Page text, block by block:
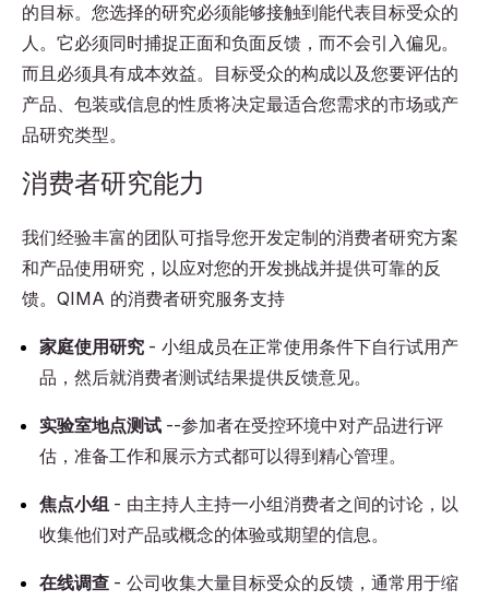
的目标。您选择的研究必须能够接触到能代表目标受众的
人。它必须同时捕捉正面和负面反馈，而不会引入偏见。
而且必须具有成本效益。目标受众的构成以及您要评估的
产品、包装或信息的性质将决定最适合您需求的市场或产
品研究类型。
消费者研究能力
我们经验丰富的团队可指导您开发定制的消费者研究方案
和产品使用研究，以应对您的开发挑战并提供可靠的反
馈。QIMA 的消费者研究服务支持
家庭使用研究 - 小组成员在正常使用条件下自行试用产
品，然后就消费者测试结果提供反馈意见。
实验室地点测试 --参加者在受控环境中对产品进行评
估，准备工作和展示方式都可以得到精心管理。
焦点小组 - 由主持人主持一小组消费者之间的讨论，以
收集他们对产品或概念的体验或期望的信息。
在线调查 - 公司收集大量目标受众的反馈，通常用于缩